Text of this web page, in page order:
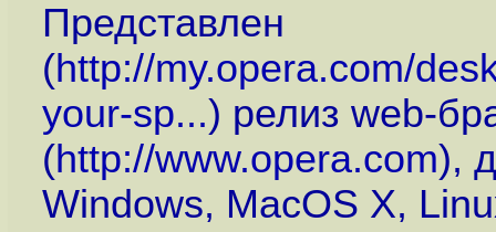
Представлен
(http://my.opera.com/
your-sp...) релиз web-
(http://www.opera.com),
Windows, MacOS X,